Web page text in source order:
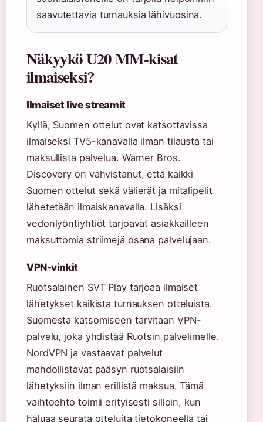
saavutettavia turnauksia lähivuosina.
Näkyykö U20 MM-kisat
ilmaiseksi?
Ilmaiset live streamit
Kyllä, Suomen ottelut ovat katsottavissa
ilmaiseksi TV5-kanavalla ilman tilausta tai
maksullista palvelua. Warner Bros.
Discovery on vahvistanut, että kaikki
Suomen ottelut sekä välierät ja mitalipelit
lähetetään ilmaiskanavalla. Lisäksi
vedonlyöntiyhtiöt tarjoavat asiakkailleen
maksuttomia striimejä osana palvelujaan.
VPN-vinkit
Ruotsalainen SVT Play tarjoaa ilmaiset
lähetykset kaikista turnauksen otteluista.
Suomesta katsomiseen tarvitaan VPN-
palvelu, joka yhdistää Ruotsin palvelimelle.
NordVPN ja vastaavat palvelut
mahdollistavat pääsyn ruotsalaisiin
lähetyksiin ilman erillistä maksua. Tämä
vaihtoehto toimii erityisesti silloin, kun
haluaa seurata otteluita tietokoneella tai